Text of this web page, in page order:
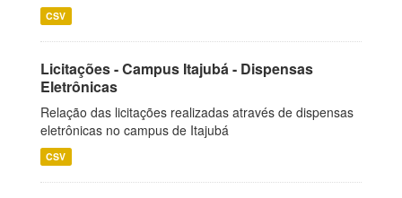
CSV
Licitações - Campus Itajubá - Dispensas
Eletrônicas
Relação das licitações realizadas através de dispensas
eletrônicas no campus de Itajubá
CSV